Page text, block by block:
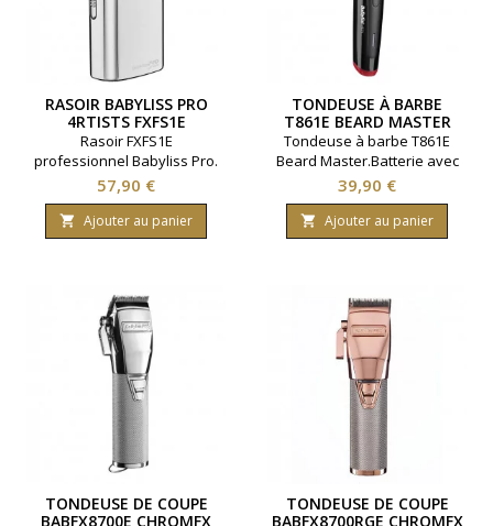
RASOIR BABYLISS PRO
4RTISTS FXFS1E
Rasoir FXFS1E
professionnel Babyliss Pro.
Gamme 4rtists. Rechargeable
pour une autonomie jusqu'à
six heures.. Largeur 40
millimètres. Robuste et
Prix
57,90 €
 Ajouter au panier
TONDEUSE À BARBE
T861E BEARD MASTER
BABYLISS PRO
Tondeuse à barbe T861E
Beard Master.Batterie avec
autonomie 60 minutes.
Hauteurs de coupe de 1 à 12
millimètres. Lame en acier
inoxydable.Marque Babyliss
Prix
39,90 €
 Ajouter au panier
TONDEUSE DE COUPE
BABFX8700E CHROMFX
TONDEUSE DE COUPE
BABFX8700RGE CHROMFX